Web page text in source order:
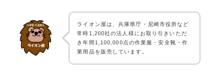
ライオン屋は、兵庫県庁・尼崎市役所など
常時1,200社の法人様にお取り引きいただ
き年間1,100,000点の作業服・安全靴・作
業用品を販売しています。